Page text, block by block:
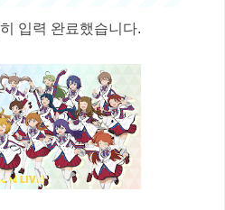
입력 완료했습니다.